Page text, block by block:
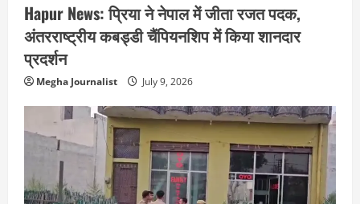
Hapur News: प्रिया ने नेपाल में जीता रजत पदक,
अंतरराष्ट्रीय कबड्डी चैंपियनशिप में किया शानदार
प्रदर्शन
Megha Journalist July 9, 2026